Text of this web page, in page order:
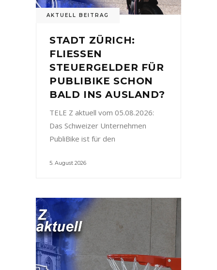
AKTUELL BEITRAG
STADT ZÜRICH:
FLIESSEN
STEUERGELDER FÜR
PUBLIBIKE SCHON
BALD INS AUSLAND?
TELE Z aktuell vom 05.08.2026:
Das Schweizer Unternehmen
PubliBike ist für den
5. August 2026